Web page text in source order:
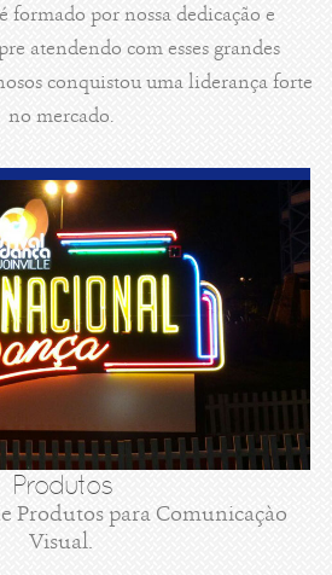
formado por nossa dedicação e
atendendo com esses grandes
conquistou uma liderança forte
no mercado.
Produtos
Produtos para Comunicaçào
Visual.